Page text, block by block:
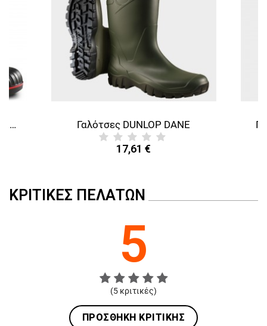
Γαλότσες DUNLOP ACIFORT HEAVY DUTY S5 SRA Γαλότσες DUNLOP DANE
17,61 €
ΚΡΙΤΙΚΈΣ ΠΕΛΑΤΏΝ
5
(5 κριτικές)
ΠΡΟΣΘΉΚΗ ΚΡΙΤΙΚΉΣ